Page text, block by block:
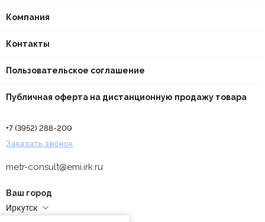
Компания
Контакты
Пользовательское соглашение
Публичная оферта на дистанционную продажу товара
+7 (3952) 288-200
Заказать звонок
metr-consult@emi.irk.ru
Ваш город
Иркутск